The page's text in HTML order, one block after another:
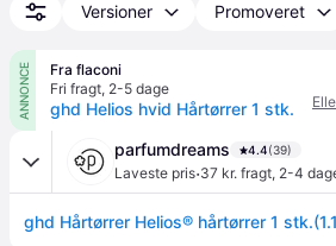
Versioner Promoveret
ANNONCE
Fra flaconi
Fri fragt, 2-5 dage
ghd Helios hvid Hårtørrer 1 stk.
parfumdreams 4.4(39)
Laveste pris·37 kr. fragt, 2-4